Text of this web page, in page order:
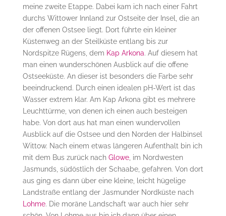
meine zweite Etappe. Dabei kam ich nach einer Fahrt
durchs Wittower Innland zur Ostseite der Insel, die an
der offenen Ostsee liegt. Dort führte ein kleiner
Küstenweg an der Steilküste entlang bis zur
Nordspitze Rügens, dem Kap Arkona. Auf diesem hat
man einen wunderschönen Ausblick auf die offene
Ostseeküste. An dieser ist besonders die Farbe sehr
beeindruckend. Durch einen idealen pH-Wert ist das
Wasser extrem klar. Am Kap Arkona gibt es mehrere
Leuchttürme, von denen ich einen auch besteigen
habe. Von dort aus hat man einen wundervollen
Ausblick auf die Ostsee und den Norden der Halbinsel
Wittow. Nach einem etwas längeren Aufenthalt bin ich
mit dem Bus zurück nach Glowe, im Nordwesten
Jasmunds, südöstlich der Schaabe, gefahren. Von dort
aus ging es dann über eine kleine, leicht hügelige
Landstraße entlang der Jasmunder Nordküste nach
Lohme. Die moräne Landschaft war auch hier sehr